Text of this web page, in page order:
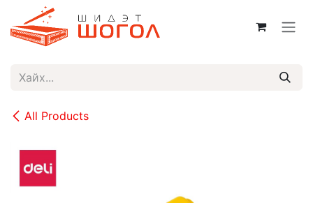
Skip to Content
All Products